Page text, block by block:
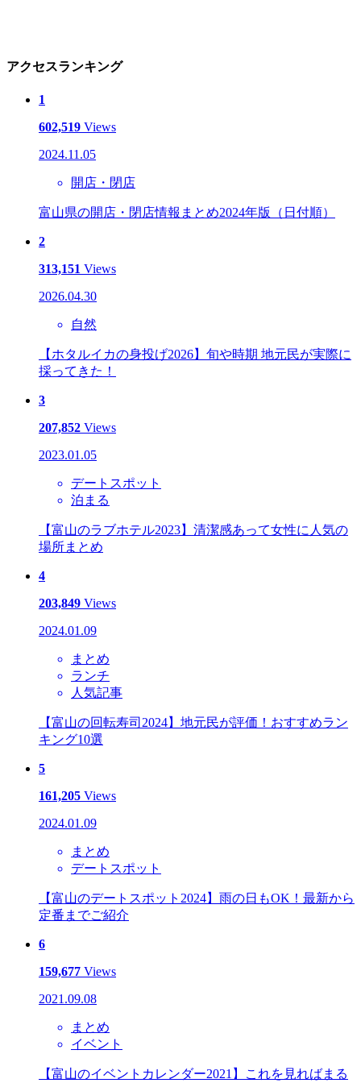
アクセスランキング
1
602,519 Views
2024.11.05
開店・閉店
富山県の開店・閉店情報まとめ2024年版（日付順）
2
313,151 Views
2026.04.30
自然
【ホタルイカの身投げ2026】旬や時期 地元民が実際に
採ってきた！
3
207,852 Views
2023.01.05
デートスポット
泊まる
【富山のラブホテル2023】清潔感あって女性に人気の
場所まとめ
4
203,849 Views
2024.01.09
まとめ
ランチ
人気記事
【富山の回転寿司2024】地元民が評価！おすすめラン
キング10選
5
161,205 Views
2024.01.09
まとめ
デートスポット
【富山のデートスポット2024】雨の日もOK！最新から
定番までご紹介
6
159,677 Views
2021.09.08
まとめ
イベント
【富山のイベントカレンダー2021】これを見ればまる